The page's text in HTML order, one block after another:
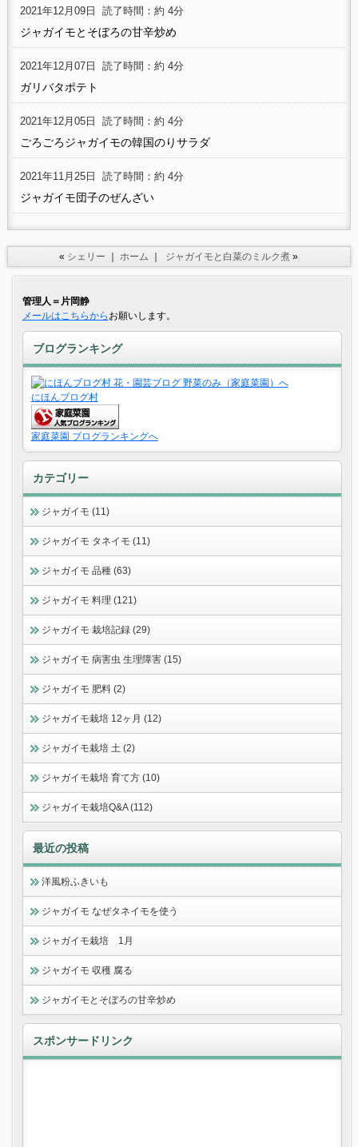
2021年12月09日 読了時間：約 4分
ジャガイモとそぼろの甘辛炒め
2021年12月07日 読了時間：約 4分
ガリバタポテト
2021年12月05日 読了時間：約 4分
ごろごろジャガイモの韓国のりサラダ
2021年11月25日 読了時間：約 4分
ジャガイモ団子のぜんざい
« シェリー ｜ホーム ｜ ジャガイモと白菜のミルク煮 »
管理人＝片岡静
メールはこちらから お願いします。
ブログランキング
にほんブログ村
家庭菜園 ブログランキングへ
カテゴリー
ジャガイモ (11)
ジャガイモ タネイモ (11)
ジャガイモ 品種 (63)
ジャガイモ 料理 (121)
ジャガイモ 栽培記録 (29)
ジャガイモ 病害虫 生理障害 (15)
ジャガイモ 肥料 (2)
ジャガイモ栽培 12ヶ月 (12)
ジャガイモ栽培 土 (2)
ジャガイモ栽培 育て方 (10)
ジャガイモ栽培Q&A (112)
最近の投稿
洋風粉ふきいも
ジャガイモ なぜタネイモを使う
ジャガイモ栽培 1月
ジャガイモ 収穫 腐る
ジャガイモとそぼろの甘辛炒め
スポンサードリンク